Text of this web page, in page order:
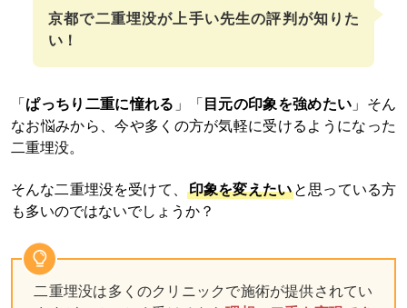
京都で二重埋没が上手い先生の評判が知りた
い！
「 ぱっちり二重に憧れる 」「 目元の印象を強めたい 」そん
なお悩みから、今や多くの方が気軽に受けるようになった
二重埋没。
そんな二重埋没を受けて、 印象を変えたい と思っている方
も多いのではないでしょうか？
二重埋没は多くのクリニックで施術が提供されてい